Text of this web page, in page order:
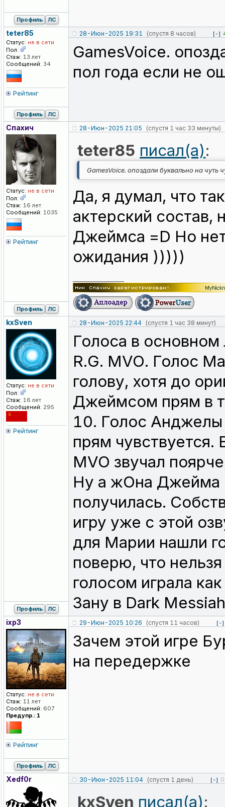
Профиль ЛС
teter85
Статус: не в сети
Пол:
Стаж: 13 лет
Сообщений: 34
Рейтинг
28-Июн-2025 19:31 (спустя 8 часов) [-]
GamesVoice.
пол года если не
Профиль ЛС
Спахич
Статус: не в сети
Пол:
Стаж: 16 лет
Сообщений: 1035
Рейтинг
28-Июн-2025 21:05 (спустя 1 час 33 минуты)
teter85 писал(а):
GamesVoice. опоздали буквально на
Да, я думал, что
актерский состав,
Джеймса =D Но
ожидания )))))
Профиль ЛС
kxSven
Статус: не в сети
Пол:
Стаж: 16 лет
Сообщений: 295
Рейтинг
28-Июн-2025 22:44 (спустя 1 час 38 минут)
Голоса в
R.G. MVO. Голос
голову, хотя до
Джеймсом прям в
10. Голос
прям чувствуется.
MVO звучал
Ну а жОна Джейма
получилась.
игру уже с этой
для Марии нашли
поверю, что
голосом играла
Зану в Dark
Профиль ЛС
ixp3
Статус: не в сети
Стаж: 11 лет
Сообщений: 607
Предупр.: 1
Рейтинг
29-Июн-2025 10:26 (спустя 11 часов) [-]
Зачем этой игре
на передержке
Профиль ЛС
Xedf0r 30-Июн-2025 11:04 (спустя 1 день) [-] 0
kxSven писал(а):